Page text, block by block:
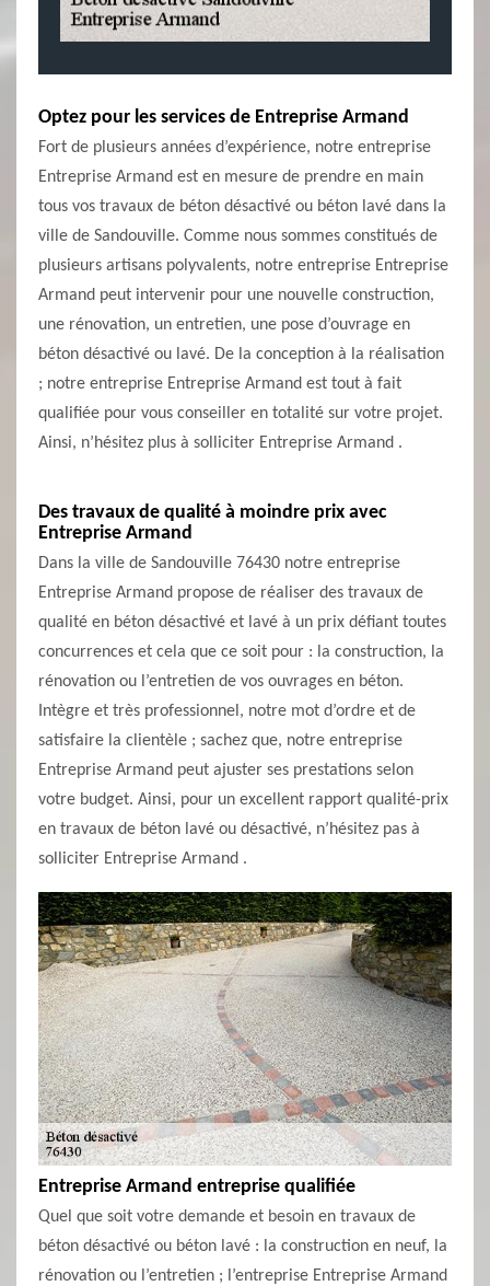
Optez pour les services de Entreprise Armand
Fort de plusieurs années d’expérience, notre entreprise
Entreprise Armand est en mesure de prendre en main
tous vos travaux de béton désactivé ou béton lavé dans la
ville de Sandouville. Comme nous sommes constitués de
plusieurs artisans polyvalents, notre entreprise Entreprise
Armand peut intervenir pour une nouvelle construction,
une rénovation, un entretien, une pose d’ouvrage en
béton désactivé ou lavé. De la conception à la réalisation
; notre entreprise Entreprise Armand est tout à fait
qualifiée pour vous conseiller en totalité sur votre projet.
Ainsi, n’hésitez plus à solliciter Entreprise Armand .
Des travaux de qualité à moindre prix avec
Entreprise Armand
Dans la ville de Sandouville 76430 notre entreprise
Entreprise Armand propose de réaliser des travaux de
qualité en béton désactivé et lavé à un prix défiant toutes
concurrences et cela que ce soit pour : la construction, la
rénovation ou l’entretien de vos ouvrages en béton.
Intègre et très professionnel, notre mot d’ordre et de
satisfaire la clientèle ; sachez que, notre entreprise
Entreprise Armand peut ajuster ses prestations selon
votre budget. Ainsi, pour un excellent rapport qualité-prix
en travaux de béton lavé ou désactivé, n’hésitez pas à
solliciter Entreprise Armand .
Entreprise Armand entreprise qualifiée
Quel que soit votre demande et besoin en travaux de
béton désactivé ou béton lavé : la construction en neuf, la
rénovation ou l’entretien ; l’entreprise Entreprise Armand